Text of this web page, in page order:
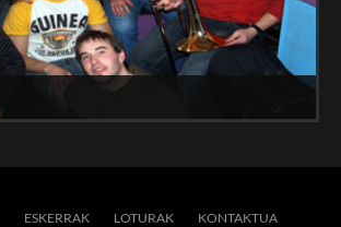
ESKERRAK LOTURAK KONTAKTUA